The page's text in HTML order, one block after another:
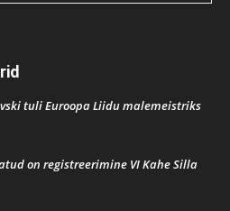
tuli Euroopa Liidu malemeistriks
on registreerimine VI Kahe Silla